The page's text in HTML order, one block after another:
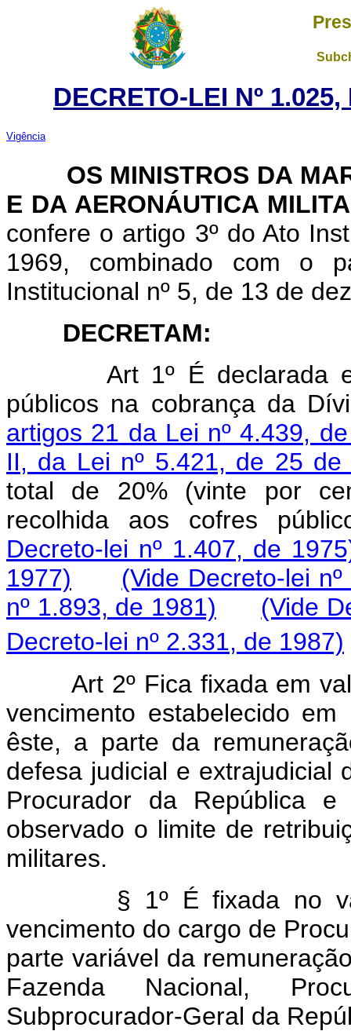
DECRETO-LEI Nº
Vigência
OS MINISTROS DA
E DA AERONÁUTICA
confere o artigo 3º do Ato
1969, combinado com o
Institucional nº 5, de 13 de
DECRETAM:
Art 1º É declarada
públicos na cobrança da
artigos 21 da Lei nº 4.439,
II, da Lei nº 5.421, de 25
total de 20% (vinte por
recolhida aos cofres
Decreto-lei nº 1.407, de
1977)
(Vide Decreto-lei
nº 1.893, de 1981)
(Vide
Decreto-lei nº 2.331, de 1987)
Art 2º Fica fixada em
vencimento estabelecido
êste, a parte da
defesa judicial e extrajudicial
Procurador da República
observado o limite de
militares.
§ 1º É fixada no valor
vencimento do cargo de
parte variável da
Fazenda Nacional,
Subprocurador-Geral da